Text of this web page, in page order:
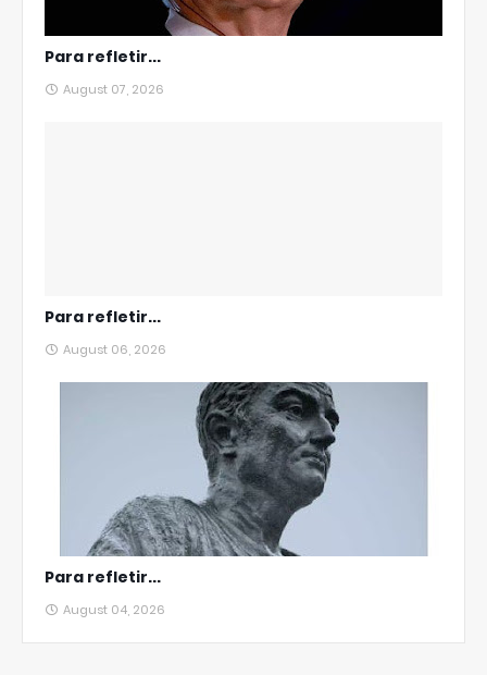
Para refletir...
August 07, 2026
Para refletir...
August 06, 2026
Para refletir...
August 04, 2026